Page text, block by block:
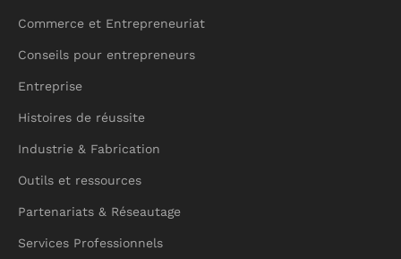
Commerce et Entrepreneuriat
Conseils pour entrepreneurs
Entreprise
Histoires de réussite
Industrie & Fabrication
Outils et ressources
Partenariats & Réseautage
Services Professionnels